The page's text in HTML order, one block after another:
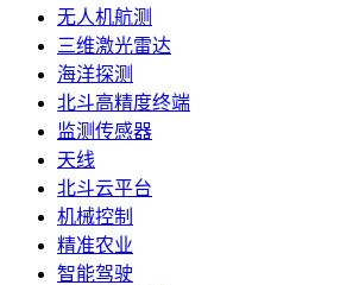
无人机航测
三维激光雷达
海洋探测
北斗高精度终端
监测传感器
天线
北斗云平台
机械控制
精准农业
智能驾驶